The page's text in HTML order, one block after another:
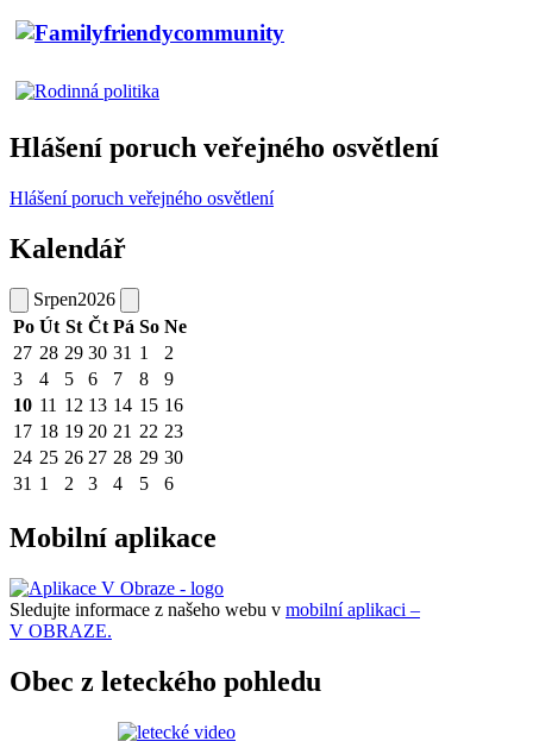
Hlášení poruch veřejného osvětlení
Hlášení poruch veřejného osvětlení
Kalendář
Srpen2026
Po Út St Čt Pá So Ne
27 28 29 30 31 1
2
3
4 5 6 7 8
9
10 11 12 13 14 15 16
17 18 19 20 21 22 23
24 25 26 27 28 29 30
31 1 2 3 4 5 6
Mobilní aplikace
Sledujte informace z našeho webu v mobilní aplikaci –
V OBRAZE.
Obec z leteckého pohledu